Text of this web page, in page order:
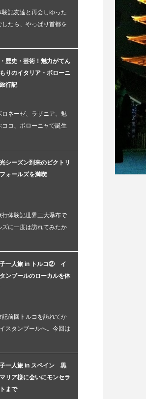
記友達と再会しゆった
たら、やっぱり首都を
歴史・芸術！魅力がてん
りのイタリア・ボローニ
行記
ネーゼ、ラザニア、魅
コ、ボローニャで誕生
シーズン到来のビクトリ
ォールズを満喫
体験記世界三大瀑布で
に一度は訪れてみたか
一人旅 in トルコ② イ
ンブールのローカルを体
前回トルコを訪れてか
スタンブールへ。今回は
一人旅 in スペイン 黒
リア様に会いにモンセラ
まで